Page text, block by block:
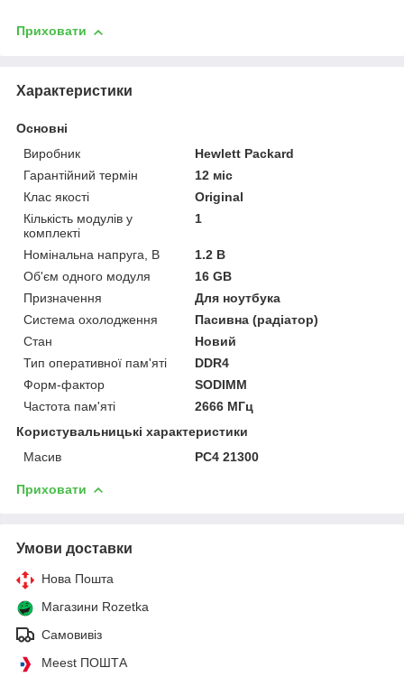
Приховати
Характеристики
Основні
Виробник
Hewlett Packard
Гарантійний термін
12 міс
Клас якості
Original
Кількість модулів у
комплекті
1
Номінальна напруга, В
1.2 В
Об'єм одного модуля
16 GB
Призначення
Для ноутбука
Система охолодження
Пасивна (радіатор)
Стан
Новий
Тип оперативної пам'яті
DDR4
Форм-фактор
SODIMM
Частота пам'яті
2666 МГц
Користувальницькі характеристики
Масив
PC4 21300
Приховати
Умови доставки
Нова Пошта
Магазини Rozetka
Самовивіз
Meest ПОШТА